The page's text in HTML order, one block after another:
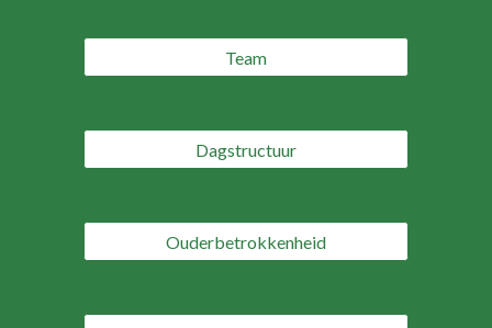
Team
Dagstructuur
Ouderbetrokkenheid